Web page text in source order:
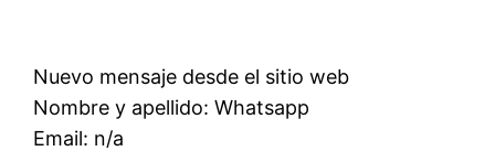
Nuevo mensaje desde el sitio web
Nombre y apellido: Whatsapp
Email: n/a